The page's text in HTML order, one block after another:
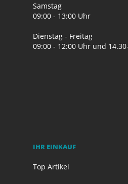
Samstag
09:00 - 13:00 Uhr
Dienstag - Freitag
09:00 - 12:00 Uhr und
IHR EINKAUF
Top Artikel